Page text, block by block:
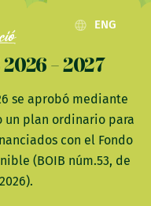
ENG
- 2027
se aprobó mediante
un plan ordinario para
con el Fondo
(BOIB núm.53, de